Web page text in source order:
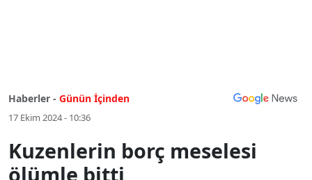
Haberler - Günün İçinden
17 Ekim 2024 - 10:36
Kuzenlerin borç meselesi
ölümle bitti